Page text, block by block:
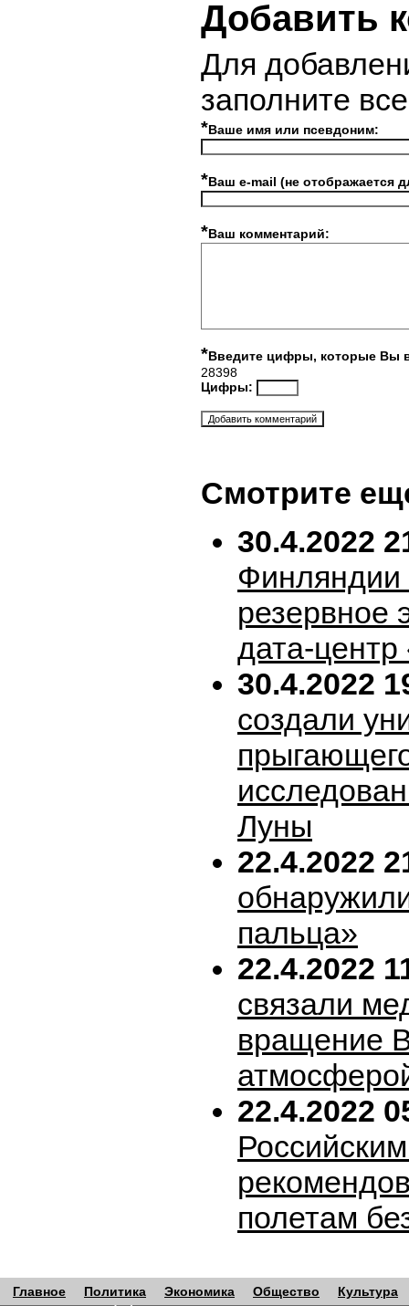
Добавить
Для
заполните
*Ваше имя или псевдоним:
*Ваш e-mail (не отображается
*Ваш комментарий:
*Введите цифры, которые Вы
28398
Цифры:
Смотрите
30.4.2022
резервное
дата-
30.4.2022
создали
Луны
22.4.2022
пальца»
22.4.2022
связали
вращение
22.4.2022
полетам
Главное Политика Экономика Общество Культура